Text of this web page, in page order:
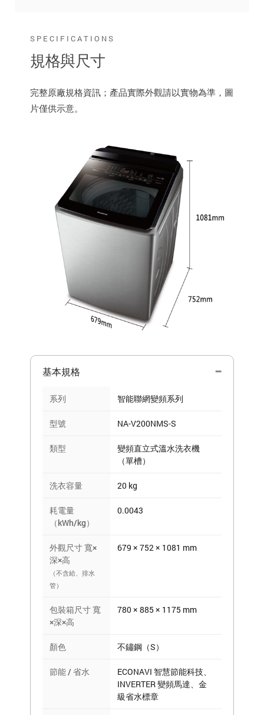
SPECIFICATIONS
規格與尺寸
完整原廠規格資訊；產品實際外觀請以實物為準，圖
片僅供示意。
基本規格
系列 智能聯網變頻系列
型號 NA-V200NMS-S
類型
變頻直立式溫水洗衣機
（單槽）
洗衣容量 20 kg
耗電量
（kWh/kg）
0.0043
外觀尺寸 寬×
深×高
（不含給、排水
管）
679 × 752 × 1081 mm
包裝箱尺寸 寬
×深×高
780 × 885 × 1175 mm
顏色 不鏽鋼（S）
節能 / 省水
ECONAVI 智慧節能科技、
INVERTER 變頻馬達、金
級省水標章